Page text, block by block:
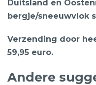
Duitsland en
bergje/sneeuwvlok
Verzending door
59,95 euro.
Andere